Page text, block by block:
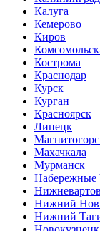
Калуга
Кемерово
Киров
Кострома
Краснодар
Курск
Курган
Красноярск
Липецк
Махачкала
Мурманск
Набережные
Нижний
Нижний